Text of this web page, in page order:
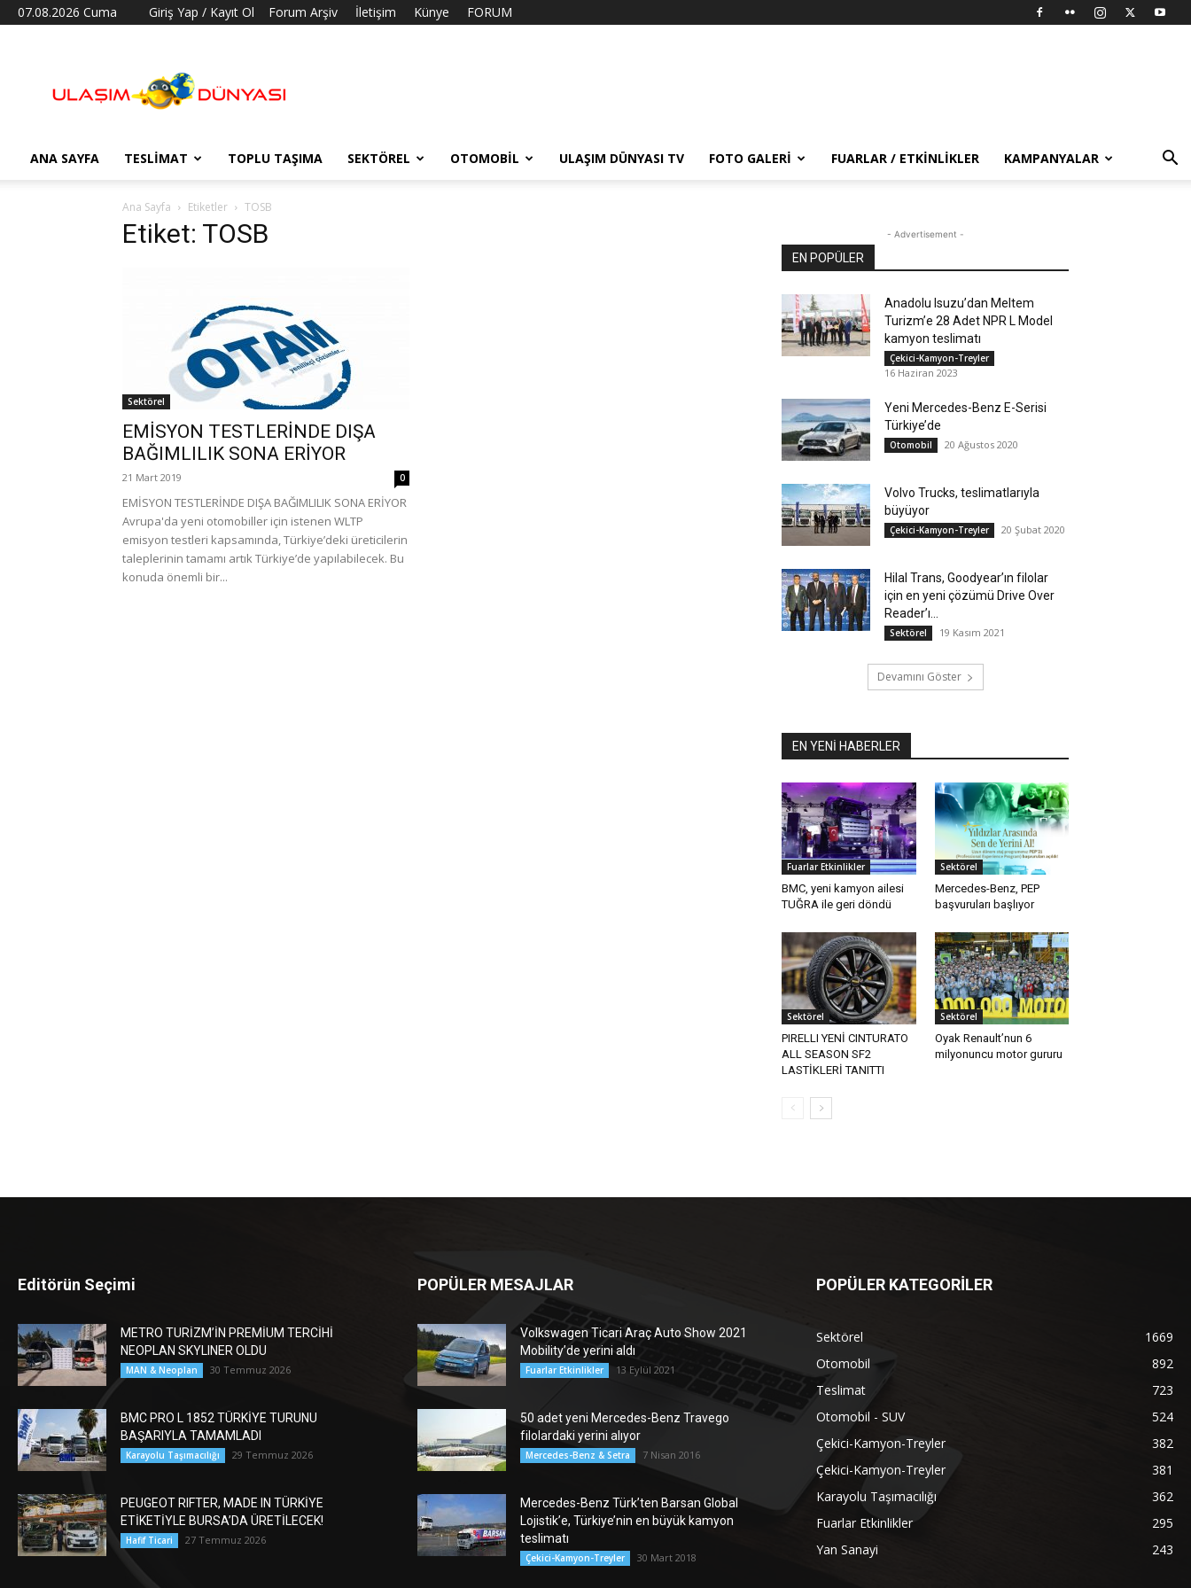
07.08.2026 Cuma Giriş Yap / Kayıt Ol Forum Arşiv İletişim Künye FORUM
Dünyası
ANA SAYFA TESLIMAT TOPLU TAŞIMA SEKTÖREL OTOMOBIL ULAŞIM DÜNYASI TV FOTO GALERI FUARLAR / ETKINLIKLER KAMPANYALAR
Ana Sayfa Etiketler TOSB
Etiket: TOSB
Sektörel
EMİSYON TESTLERİNDE DIŞA
BAĞIMLILIK SONA ERİYOR
21 Mart 2019 0
EMİSYON TESTLERİNDE DIŞA BAĞIMLILIK SONA ERİYOR
Avrupa'da yeni otomobiller için istenen WLTP
emisyon testleri kapsamında, Türkiye’deki üreticilerin
taleplerinin tamamı artık Türkiye’de yapılabilecek. Bu
konuda önemli bir...
- Advertisement -
EN POPÜLER
Anadolu Isuzu’dan Meltem
Turizm’e 28 Adet NPR L Model
kamyon teslimatı
Çekici-Kamyon-Treyler
16 Haziran 2023
Yeni Mercedes-Benz E-Serisi
Türkiye’de
Otomobil 20 Ağustos 2020
Volvo Trucks, teslimatlarıyla
büyüyor
Çekici-Kamyon-Treyler 20 Şubat 2020
Hilal Trans, Goodyear’ın filolar
için en yeni çözümü Drive Over
Reader’ı...
Sektörel 19 Kasım 2021
Devamını Göster
EN YENİ HABERLER
Fuarlar Etkinlikler
BMC, yeni kamyon ailesi
TUĞRA ile geri döndü
Sektörel
Mercedes-Benz, PEP
başvuruları başlıyor
Sektörel
PIRELLI YENİ CINTURATO
ALL SEASON SF2
LASTİKLERİ TANITTI
Sektörel
Oyak Renault’nun 6
milyonuncu motor gururu
Editörün Seçimi
METRO TURİZM’İN PREMİUM TERCİHİ
NEOPLAN SKYLINER OLDU
MAN & Neoplan 30 Temmuz 2026
BMC PRO L 1852 TÜRKİYE TURUNU
BAŞARIYLA TAMAMLADI
Karayolu Taşımacılığı 29 Temmuz 2026
PEUGEOT RIFTER, MADE IN TÜRKİYE
ETİKETİYLE BURSA’DA ÜRETİLECEK!
Hafif Ticari 27 Temmuz 2026
POPÜLER MESAJLAR
Volkswagen Ticari Araç Auto Show 2021
Mobility’de yerini aldı
Fuarlar Etkinlikler 13 Eylül 2021
50 adet yeni Mercedes-Benz Travego
filolardaki yerini alıyor
Mercedes-Benz & Setra 7 Nisan 2016
Mercedes-Benz Türk’ten Barsan Global
Lojistik’e, Türkiye’nin en büyük kamyon
teslimatı
Çekici-Kamyon-Treyler 30 Mart 2018
POPÜLER KATEGORİLER
Sektörel
1669
Otomobil
892
Teslimat
723
Otomobil - SUV
524
Çekici-Kamyon-Treyler
382
Çekici-Kamyon-Treyler
381
Karayolu Taşımacılığı
362
Fuarlar Etkinlikler
295
Yan Sanayi
243